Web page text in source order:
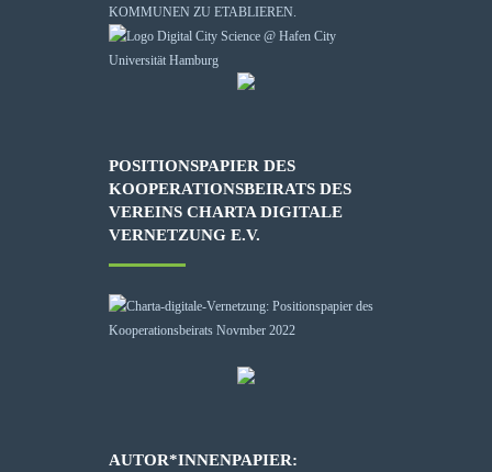
KOMMUNEN ZU ETABLIEREN.
POSITIONSPAPIER DES
KOOPERATIONSBEIRATS DES
VEREINS CHARTA DIGITALE
VERNETZUNG E.V.
AUTOR*INNENPAPIER: